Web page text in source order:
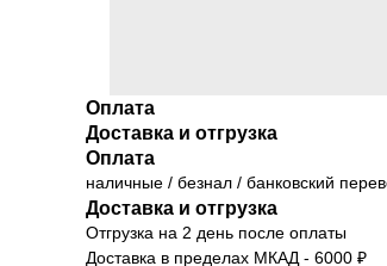
Оплата
Доставка и отгрузка
Оплата
наличные / безнал / банковский
Доставка и отгрузка
Отгрузка на 2 день после оплаты
Доставка в пределах МКАД - 6000 ₽